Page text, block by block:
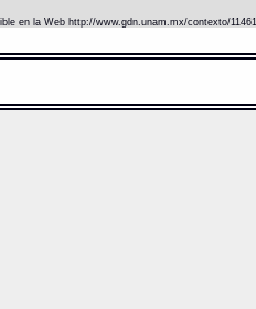
en la Web http://www.gdn.unam.mx/contexto/11461